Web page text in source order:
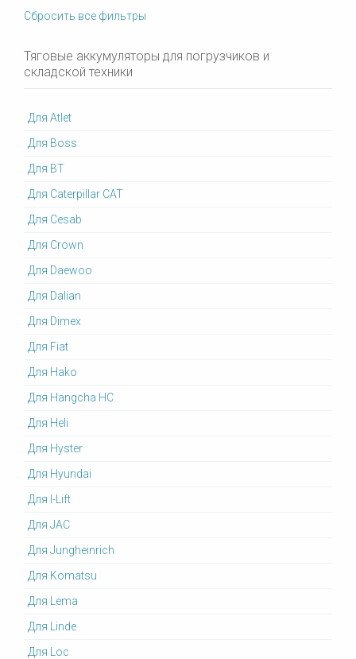
Сбросить все фильтры
Тяговые аккумуляторы для погрузчиков и
складской техники
Для Atlet
Для Boss
Для BT
Для Caterpillar CAT
Для Cesab
Для Crown
Для Daewoo
Для Dalian
Для Dimex
Для Fiat
Для Hako
Для Hangcha HC
Для Heli
Для Hyster
Для Hyundai
Для I-Lift
Для JAC
Для Jungheinrich
Для Komatsu
Для Lema
Для Linde
Для Loc